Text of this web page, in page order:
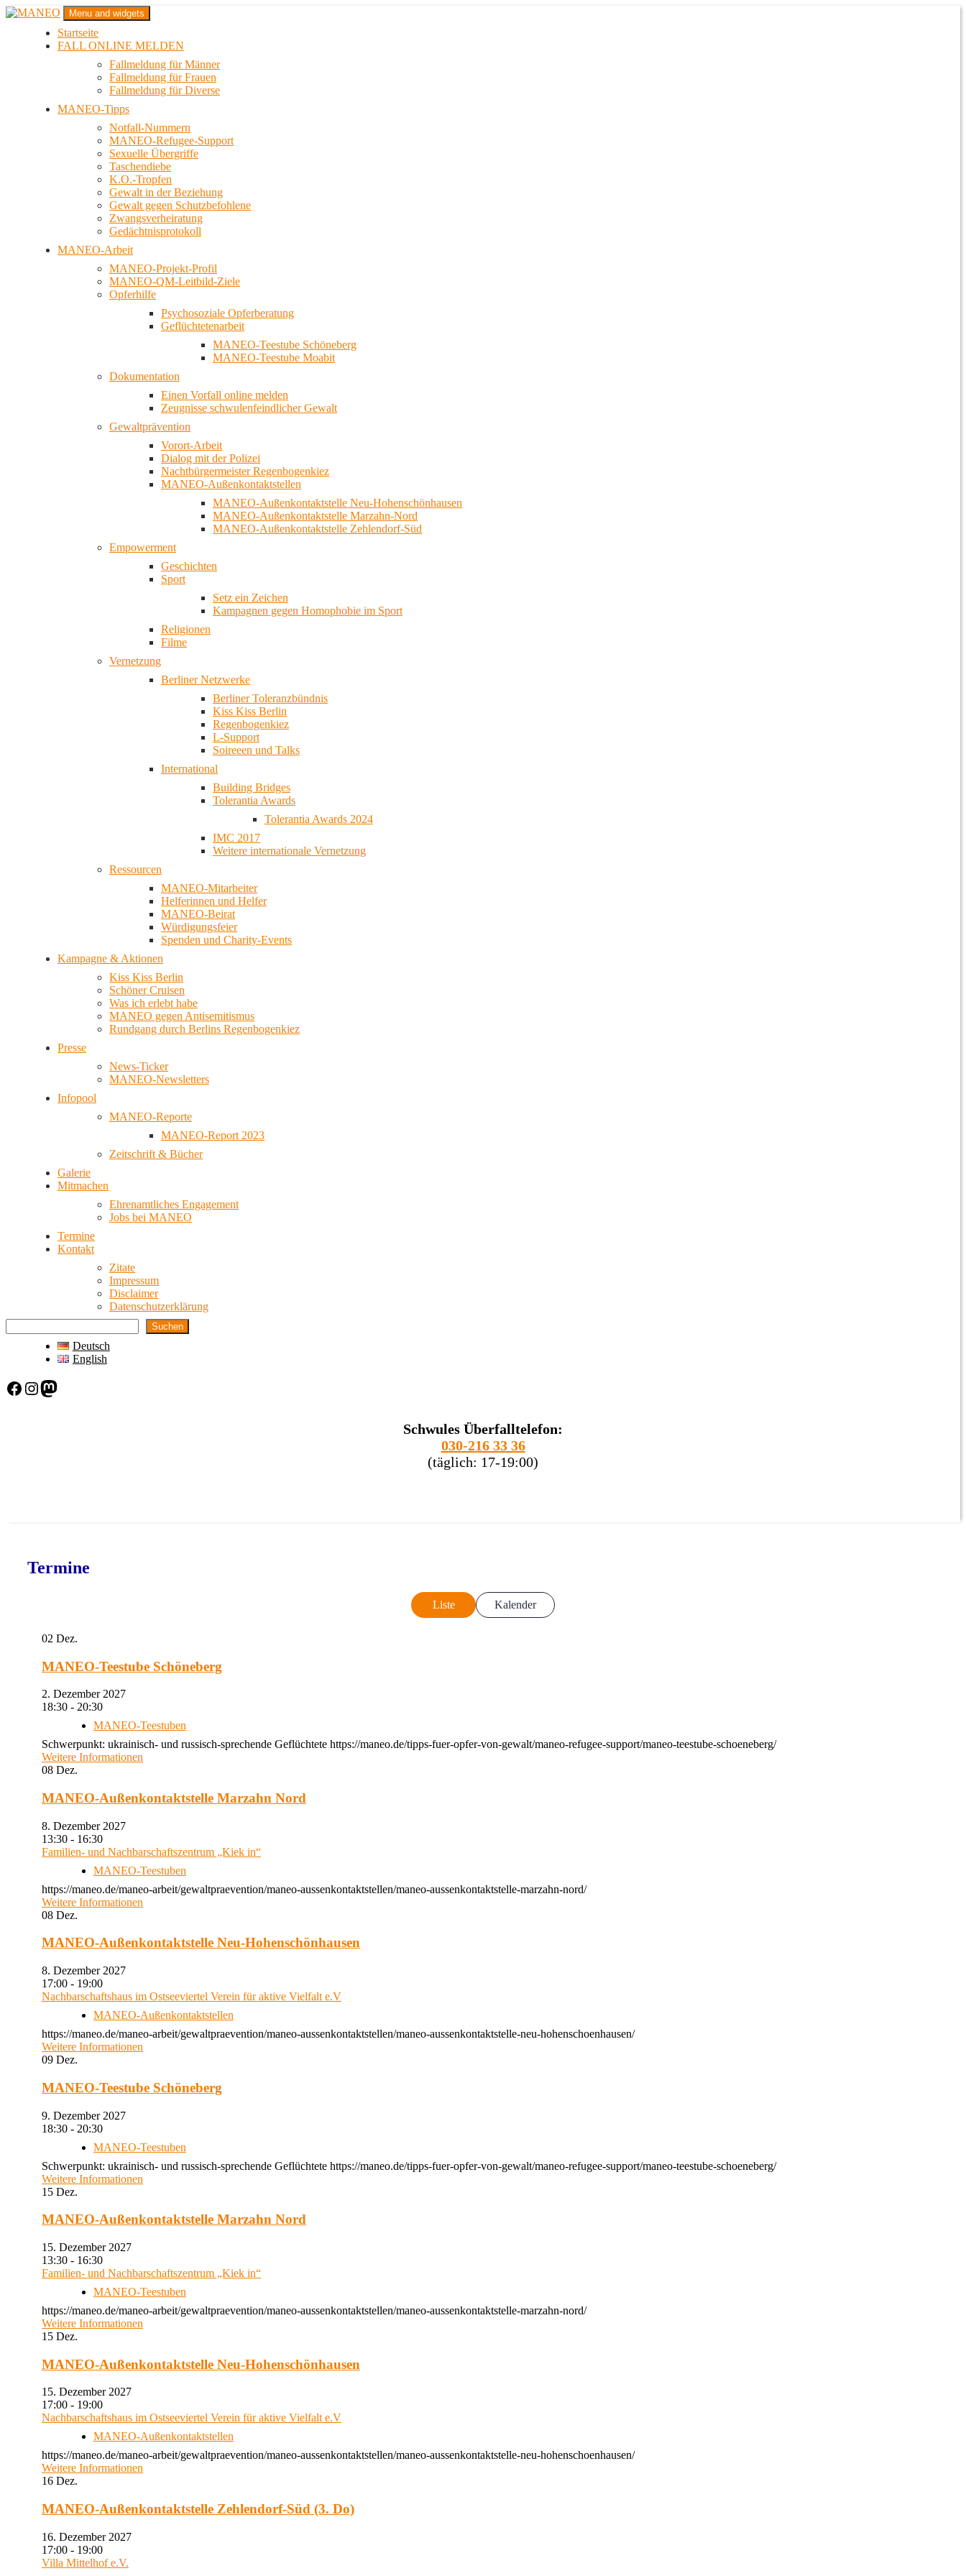
Zum
MANEO
Das schwule Anti-Gewalt-Projekt in Berlin
Menu and widgets
Startseite
FALL ONLINE MELDEN
Fallmeldung für Männer
Fallmeldung für Frauen
Fallmeldung für Diverse
MANEO-Tipps
Notfall-Nummern
MANEO-Refugee-Support
Sexuelle Übergriffe
Taschendiebe
K.O.-Tropfen
Gewalt in der Beziehung
Gewalt gegen Schutzbefohlene
Zwangsverheiratung
Gedächtnisprotokoll
MANEO-Arbeit
MANEO-Projekt-Profil
MANEO-QM-Leitbild-Ziele
Opferhilfe
Psychosoziale Opferberatung
Geflüchtetenarbeit
MANEO-Teestube Schöneberg
MANEO-Teestube Moabit
Dokumentation
Einen Vorfall online melden
Zeugnisse schwulenfeindlicher Gewalt
Gewaltprävention
Vorort-Arbeit
Dialog mit der Polizei
Nachtbürgermeister Regenbogenkiez
MANEO-Außenkontaktstellen
MANEO-Außenkontaktstelle Neu-Hohenschönhausen
MANEO-Außenkontaktstelle Marzahn-Nord
MANEO-Außenkontaktstelle Zehlendorf-Süd
Empowerment
Geschichten
Sport
Setz ein Zeichen
Kampagnen gegen Homophobie im Sport
Religionen
Filme
Vernetzung
Berliner Netzwerke
Berliner Toleranzbündnis
Kiss Kiss Berlin
Regenbogenkiez
L-Support
Soireeen und Talks
International
Building Bridges
Tolerantia Awards
Tolerantia Awards 2024
IMC 2017
Weitere internationale Vernetzung
Ressourcen
MANEO-Mitarbeiter
Helferinnen und Helfer
MANEO-Beirat
Würdigungsfeier
Spenden und Charity-Events
Kampagne & Aktionen
Kiss Kiss Berlin
Schöner Cruisen
Was ich erlebt habe
MANEO gegen Antisemitismus
Rundgang durch Berlins Regenbogenkiez
Presse
News-Ticker
MANEO-Newsletters
Infopool
MANEO-Reporte
MANEO-Report 2023
Zeitschrift & Bücher
Galerie
Mitmachen
Ehrenamtliches Engagement
Jobs bei MANEO
Termine
Kontakt
Zitate
Impressum
Disclaimer
Datenschutzerklärung
Suchen
Deutsch
English
Facebook Instagram Mastodon
Schwules Überfalltelefon:
030-216 33 36
(täglich: 17-19:00)
Termine
Liste Kalender
02 Dez.
MANEO-Teestube Schöneberg
2. Dezember 2027
18:30 - 20:30
MANEO-Teestuben
Schwerpunkt: ukrainisch- und russisch-sprechende Geflüchtete https://maneo.de/tipps-fuer-opfer-von-gewalt/maneo-refugee-support/maneo-teestube-schoeneberg/
Weitere Informationen
08 Dez.
MANEO-Außenkontaktstelle Marzahn Nord
8. Dezember 2027
13:30 - 16:30
Familien- und Nachbarschaftszentrum „Kiek in“
MANEO-Teestuben
https://maneo.de/maneo-arbeit/gewaltpraevention/maneo-aussenkontaktstellen/maneo-aussenkontaktstelle-marzahn-nord/
Weitere Informationen
08 Dez.
MANEO-Außenkontaktstelle Neu-Hohenschönhausen
8. Dezember 2027
17:00 - 19:00
Nachbarschaftshaus im Ostseeviertel Verein für aktive Vielfalt e.V
MANEO-Außenkontaktstellen
https://maneo.de/maneo-arbeit/gewaltpraevention/maneo-aussenkontaktstellen/maneo-aussenkontaktstelle-neu-hohenschoenhausen/
Weitere Informationen
09 Dez.
MANEO-Teestube Schöneberg
9. Dezember 2027
18:30 - 20:30
MANEO-Teestuben
Schwerpunkt: ukrainisch- und russisch-sprechende Geflüchtete https://maneo.de/tipps-fuer-opfer-von-gewalt/maneo-refugee-support/maneo-teestube-schoeneberg/
Weitere Informationen
15 Dez.
MANEO-Außenkontaktstelle Marzahn Nord
15. Dezember 2027
13:30 - 16:30
Familien- und Nachbarschaftszentrum „Kiek in“
MANEO-Teestuben
https://maneo.de/maneo-arbeit/gewaltpraevention/maneo-aussenkontaktstellen/maneo-aussenkontaktstelle-marzahn-nord/
Weitere Informationen
15 Dez.
MANEO-Außenkontaktstelle Neu-Hohenschönhausen
15. Dezember 2027
17:00 - 19:00
Nachbarschaftshaus im Ostseeviertel Verein für aktive Vielfalt e.V
MANEO-Außenkontaktstellen
https://maneo.de/maneo-arbeit/gewaltpraevention/maneo-aussenkontaktstellen/maneo-aussenkontaktstelle-neu-hohenschoenhausen/
Weitere Informationen
16 Dez.
MANEO-Außenkontaktstelle Zehlendorf-Süd (3. Do)
16. Dezember 2027
17:00 - 19:00
Villa Mittelhof e.V.